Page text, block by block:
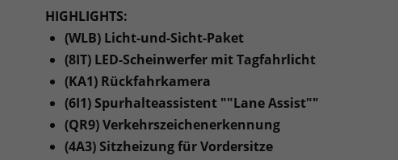
HIGHLIGHTS:
(WLB) Licht-und-Sicht-Paket
(8IT) LED-Scheinwerfer mit Tagfahrlicht
(KA1) Rückfahrkamera
(6I1) Spurhalteassistent ""Lane Assist""
(QR9) Verkehrszeichenerkennung
(4A3) Sitzheizung für Vordersitze